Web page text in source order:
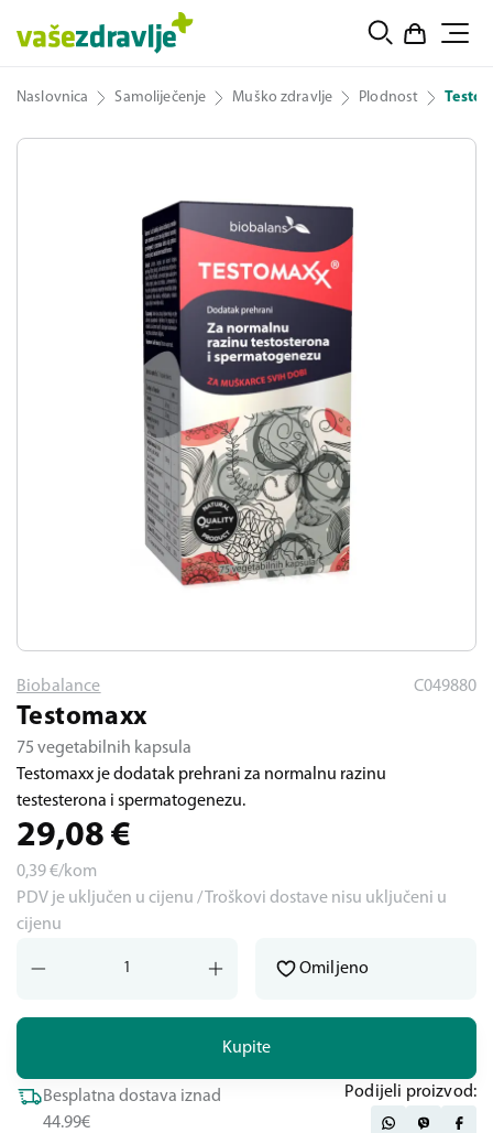
Naslovnica Samoliječenje Muško zdravlje Plodnost
Biobalance C049880
Testomaxx
75 vegetabilnih kapsula
Testomaxx je dodatak prehrani za normalnu razinu
testesterona i spermatogenezu.
29,08 €
0,39€/kom
PDV je uključen u cijenu / Troškovi dostave nisu uključeni u
cijenu
Kupite
Omiljeno
Besplatna dostava iznad
44.99€
Podijeli proizvod: